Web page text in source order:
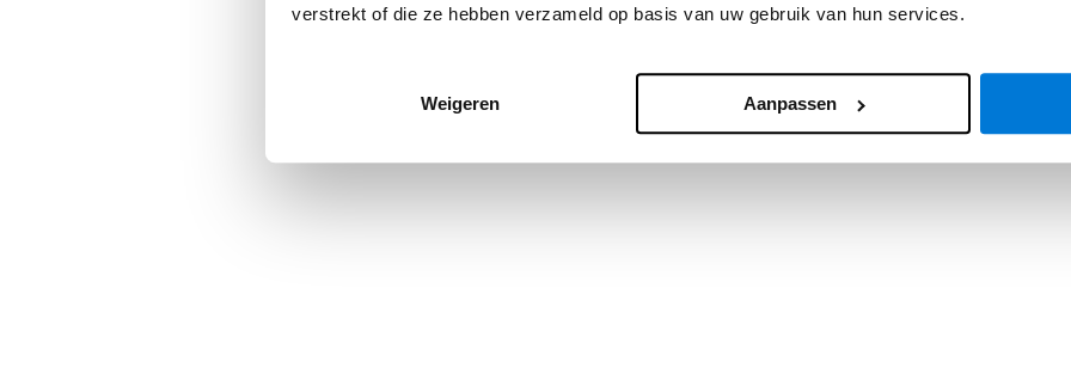
verstrekt of die ze hebben verzameld op basis van uw gebruik van hun services.
Weigeren Aanpassen